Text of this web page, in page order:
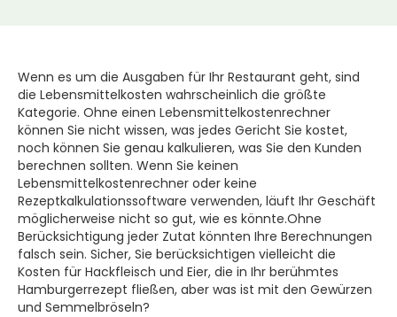
Wenn es um die Ausgaben für Ihr Restaurant geht, sind
die Lebensmittelkosten wahrscheinlich die größte
Kategorie. Ohne einen Lebensmittelkostenrechner
können Sie nicht wissen, was jedes Gericht Sie kostet,
noch können Sie genau kalkulieren, was Sie den Kunden
berechnen sollten. Wenn Sie keinen
Lebensmittelkostenrechner oder keine
Rezeptkalkulationssoftware verwenden, läuft Ihr Geschäft
möglicherweise nicht so gut, wie es könnte.Ohne
Berücksichtigung jeder Zutat könnten Ihre Berechnungen
falsch sein. Sicher, Sie berücksichtigen vielleicht die
Kosten für Hackfleisch und Eier, die in Ihr berühmtes
Hamburgerrezept fließen, aber was ist mit den Gewürzen
und Semmelbröseln?